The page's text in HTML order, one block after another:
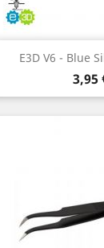
E3D V6 - Blue
3,95
 Vista